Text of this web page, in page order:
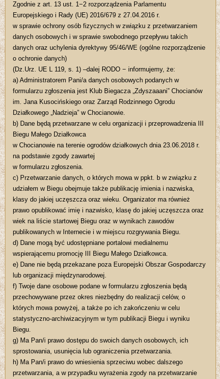
Zgodnie z art. 13 ust. 1−2 rozporządzenia Parlamentu
Europejskiego i Rady (UE) 2016/679 z 27.04.2016 r.
w sprawie ochrony osób fizycznych w związku z przetwarzaniem
danych osobowych i w sprawie swobodnego przepływu takich
danych oraz uchylenia dyrektywy 95/46/WE (ogólne rozporządzenie
o ochronie danych)
(Dz.Urz. UE L 119, s. 1) –dalej RODO − informujemy, że:
a) Administratorem Pani/a danych osobowych podanych w
formularzu zgłoszenia jest Klub Biegacza „Zdyszaaani” Chocianów
im. Jana Kusocińskiego oraz Zarząd Rodzinnego Ogrodu
Działkowego „Nadzieja” w Chocianowie.
b) Dane będą przetwarzane w celu organizacji i przeprowadzenia III
Biegu Małego Działkowca
w Chocianowie na terenie ogrodów działkowych dnia 23.06.2018 r.
na podstawie zgody zawartej
w formularzu zgłoszenia.
c) Przetwarzanie danych, o których mowa w ppkt. b w związku z
udziałem w Biegu obejmuje także publikację imienia i nazwiska,
klasy do jakiej uczęszcza oraz wieku. Organizator ma również
prawo opublikować imię i nazwisko, klasę do jakiej uczęszcza oraz
wiek na liście startowej Biegu oraz w wynikach zawodów
publikowanych w Internecie i w miejscu rozgrywania Biegu.
d) Dane mogą być udostępniane portalowi medialnemu
wspierającemu promocję III Biegu Małego Działkowca.
e) Dane nie będą przekazane poza Europejski Obszar Gospodarczy
lub organizacji międzynarodowej.
f) Twoje dane osobowe podane w formularzu zgłoszenia będą
przechowywane przez okres niezbędny do realizacji celów, o
których mowa powyżej, a także po ich zakończeniu w celu
statystyczno-archiwizacyjnym w tym publikacji Biegu i wyniku
Biegu.
g) Ma Pan/i prawo dostępu do swoich danych osobowych, ich
sprostowania, usunięcia lub ograniczenia przetwarzania.
h) Ma Pan/i prawo do wniesienia sprzeciwu wobec dalszego
przetwarzania, a w przypadku wyrażenia zgody na przetwarzanie